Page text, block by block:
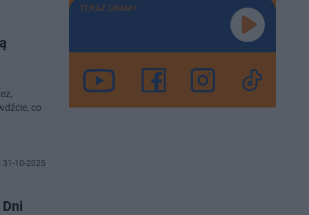
co
31-10-2025
TERAZ GRAMY